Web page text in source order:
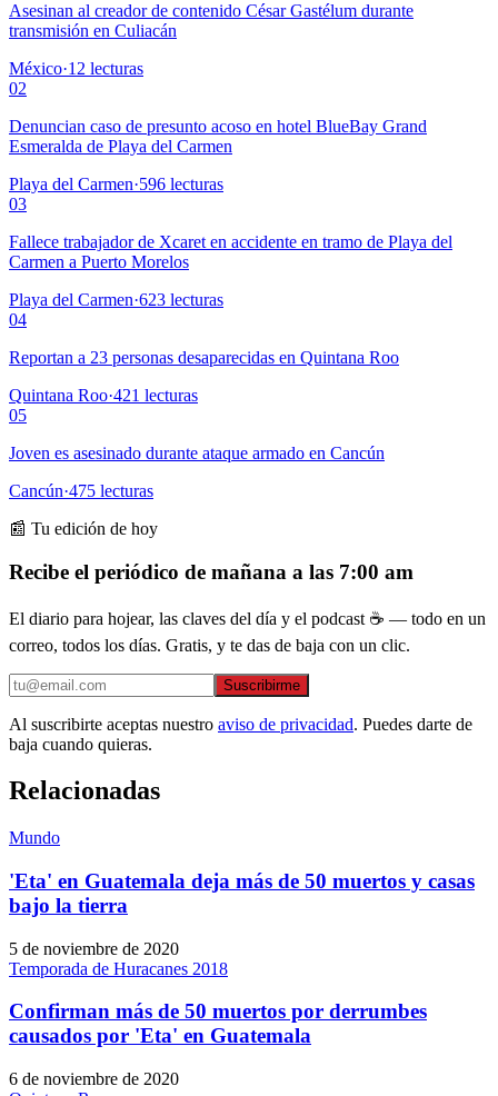
Asesinan al creador de contenido César Gastélum durante
transmisión en Culiacán
México·12 lecturas
02
Denuncian caso de presunto acoso en hotel BlueBay Grand
Esmeralda de Playa del Carmen
Playa del Carmen·596 lecturas
03
Fallece trabajador de Xcaret en accidente en tramo de Playa del
Carmen a Puerto Morelos
Playa del Carmen·623 lecturas
04
Reportan a 23 personas desaparecidas en Quintana Roo
Quintana Roo·421 lecturas
05
Joven es asesinado durante ataque armado en Cancún
Cancún·475 lecturas
📰 Tu edición de hoy
Recibe el periódico de mañana a las 7:00 am
El diario para hojear, las claves del día y el podcast ☕ — todo en un
correo, todos los días. Gratis, y te das de baja con un clic.
Suscribirme
Al suscribirte aceptas nuestro aviso de privacidad. Puedes darte de
baja cuando quieras.
Relacionadas
Mundo
'Eta' en Guatemala deja más de 50 muertos y casas
bajo la tierra
5 de noviembre de 2020
Temporada de Huracanes 2018
Confirman más de 50 muertos por derrumbes
causados por 'Eta' en Guatemala
6 de noviembre de 2020